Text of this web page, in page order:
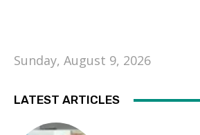
Sunday, August 9, 2026
LATEST ARTICLES